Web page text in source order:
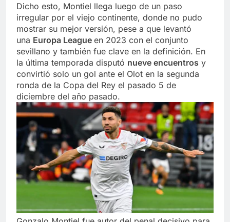
Dicho esto, Montiel llega luego de un paso
irregular por el viejo continente, donde no pudo
mostrar su mejor versión, pese a que levantó
una Europa League en 2023 con el conjunto
sevillano y también fue clave en la definición. En
la última temporada disputó nueve encuentros y
convirtió solo un gol ante el Olot en la segunda
ronda de la Copa del Rey el pasado 5 de
diciembre del año pasado.